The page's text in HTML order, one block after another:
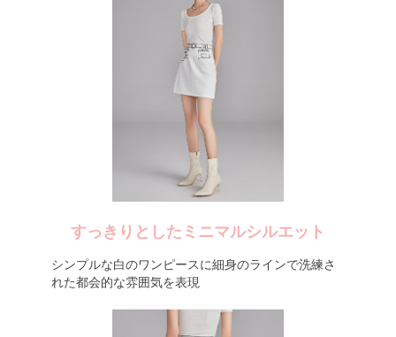
すっきりとしたミニマルシルエット
シンプルな白のワンピースに細身のラインで洗練さ
れた都会的な雰囲気を表現